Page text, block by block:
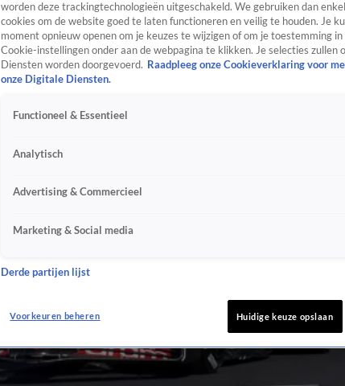
worden deze trackingtechnologieën uitgeschakeld. We gebruiken dan
cookies om de website goed te laten functioneren en veilig te houden. Je
moment opnieuw openen om je keuzes te wijzigen of om je toestemming
Cookie-instellingen onder aan de webpagina te klikken. Je selecties zullen
Diensten worden doorgevoerd. Raadpleeg onze Cookieverklaring voor
onze Digitale Diensten.
Functioneel & Essentieel
Analytisch
Advertising & Commercieel
Marketing & Social media
Derde partijen lijst
Voorkeuren beheren Huidige keuze opslaan